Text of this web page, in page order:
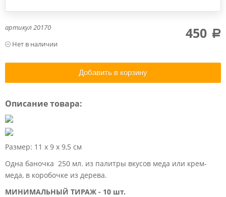
артикул20170 450 a
Добавить в корзину
Описание товара:
Размер: 11 х 9 х 9,5 см
Одна баночка 250 мл. из палитры вкусов меда или крем-
меда, в коробочке из дерева.
МИНИМАЛЬНЫЙ ТИРАЖ - 10 шт.